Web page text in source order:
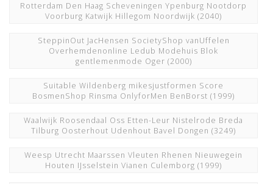
Rotterdam Den Haag Scheveningen Ypenburg Nootdorp
Voorburg Katwijk Hillegom Noordwijk (2040)
SteppinOut JacHensen SocietyShop vanUffelen
Overhemdenonline Ledub Modehuis Blok
gentlemenmode Oger (2000)
Suitable Wildenberg mikesjustformen Score
BosmenShop Rinsma OnlyforMen BenBorst (1999)
Waalwijk Roosendaal Oss Etten-Leur Nistelrode Breda
Tilburg Oosterhout Udenhout Bavel Dongen (3249)
Weesp Utrecht Maarssen Vleuten Rhenen Nieuwegein
Houten IJsselstein Vianen Culemborg (1999)